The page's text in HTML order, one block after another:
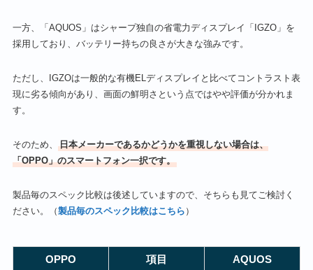
一方、「AQUOS」はシャープ独自の省電力ディスプレイ「IGZO」を
採用しており、バッテリー持ちの良さが大きな強みです。
ただし、IGZOは一般的な有機ELディスプレイと比べてコントラスト表
現に劣る傾向があり、画面の鮮明さという点ではやや評価が分かれま
す。
そのため、
日本メーカーであるかどうかを重視しない場合は、
「OPPO」のスマートフォン一択です。
製品毎のスペック比較は後述していますので、そちらも見てご検討く
ださい。（製品毎のスペック比較はこちら ）
OPPO 項目 AQUOS